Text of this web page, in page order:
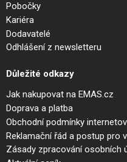
Pobočky
Kariéra
Dodavatelé
Odhlášení z newsletteru
Důležité odkazy
Jak nakupovat na EMAS.cz
Doprava a platba
Obchodní podmínky
Reklamační řád a postup pro
Zásady zpracování osobních